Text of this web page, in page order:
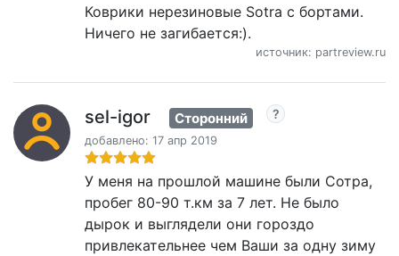
Коврики нерезиновые Sotra с бортами.
Ничего не загибается:).
источник: partreview.ru
sel-igor Сторонний
добавлено: 17 апр 2019
У меня на прошлой машине были Сотра,
пробег 80-90 т.км за 7 лет. Не было
дырок и выглядели они гороздо
привлекательнее чем Ваши за одну зиму